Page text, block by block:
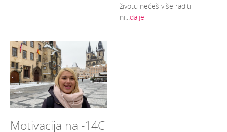
životu nećeš više raditi
ni...dalje
Motivacija na -14C